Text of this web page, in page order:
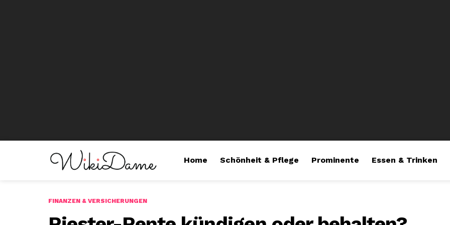
Home Schönheit & Pflege Prominente Essen & Trinken
FINANZEN & VERSICHERUNGEN